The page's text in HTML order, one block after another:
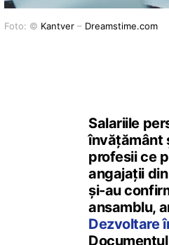
Foto: © Kantver – Dreamstime.com
Salariile
învățământ
profesii ce
angajații
și-au
ansamblu,
Dezvoltare